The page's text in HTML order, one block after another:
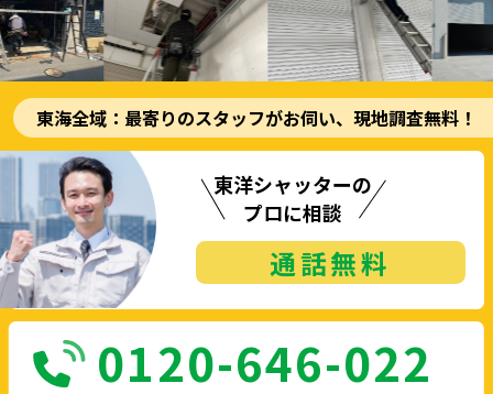
東海全域：最寄りのスタッフがお伺い、現地調査無料！
東洋シャッターの
プロに相談
0120-646-022
通話無料